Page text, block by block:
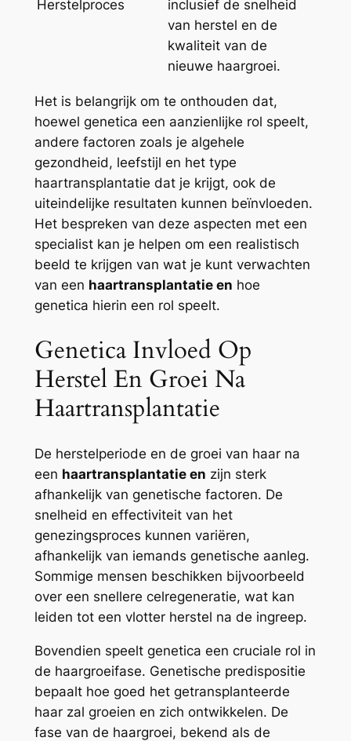
Herstelproces
inclusief de snelheid
van herstel en de
kwaliteit van de
nieuwe haargroei.
Het is belangrijk om te onthouden dat,
hoewel genetica een aanzienlijke rol speelt,
andere factoren zoals je algehele
gezondheid, leefstijl en het type
haartransplantatie dat je krijgt, ook de
uiteindelijke resultaten kunnen beïnvloeden.
Het bespreken van deze aspecten met een
specialist kan je helpen om een realistisch
beeld te krijgen van wat je kunt verwachten
van een haartransplantatie en hoe
genetica hierin een rol speelt.
Genetica Invloed Op
Herstel En Groei Na
Haartransplantatie
De herstelperiode en de groei van haar na
een haartransplantatie en zijn sterk
afhankelijk van genetische factoren. De
snelheid en effectiviteit van het
genezingsproces kunnen variëren,
afhankelijk van iemands genetische aanleg.
Sommige mensen beschikken bijvoorbeeld
over een snellere celregeneratie, wat kan
leiden tot een vlotter herstel na de ingreep.
Bovendien speelt genetica een cruciale rol in
de haargroeifase. Genetische predispositie
bepaalt hoe goed het getransplanteerde
haar zal groeien en zich ontwikkelen. De
fase van de haargroei, bekend als de